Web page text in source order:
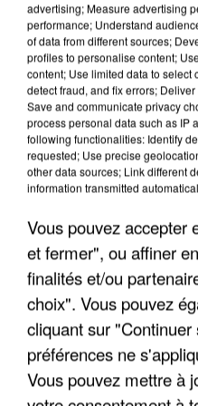
APRÈS TOUTES CES
DE FAUNE SAUVAGE
advertising; Measure advertising
performance; Understand
of data from different sources;
profiles to personalise content;
content; Use limited data to select
detect fraud, and fix errors;
Save and communicate privacy
process personal data such as IP
following functionalities: Identify
requested; Use precise
other data sources; Link different
information transmitted
Vous pouvez accepter
et fermer", ou affiner
finalités et/ou
choix". Vous pouvez
cliquant sur
préférences ne
Vous pouvez mettre à